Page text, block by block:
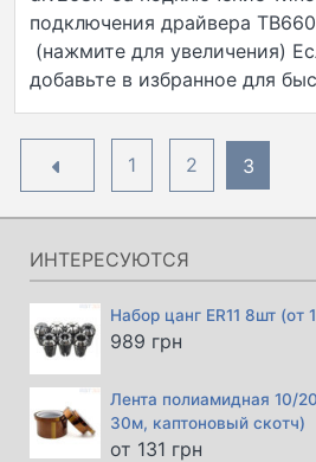
подключения драйвера
(нажмите для увеличения)
добавьте в избранное для
Пагинация
записей
1 2 3
ИНТЕРЕСУЮТСЯ
Набор цанг ER11 8шт (от
989 грн
Лента полиамидная 10/
30м, каптоновый скотч)
от 131 грн